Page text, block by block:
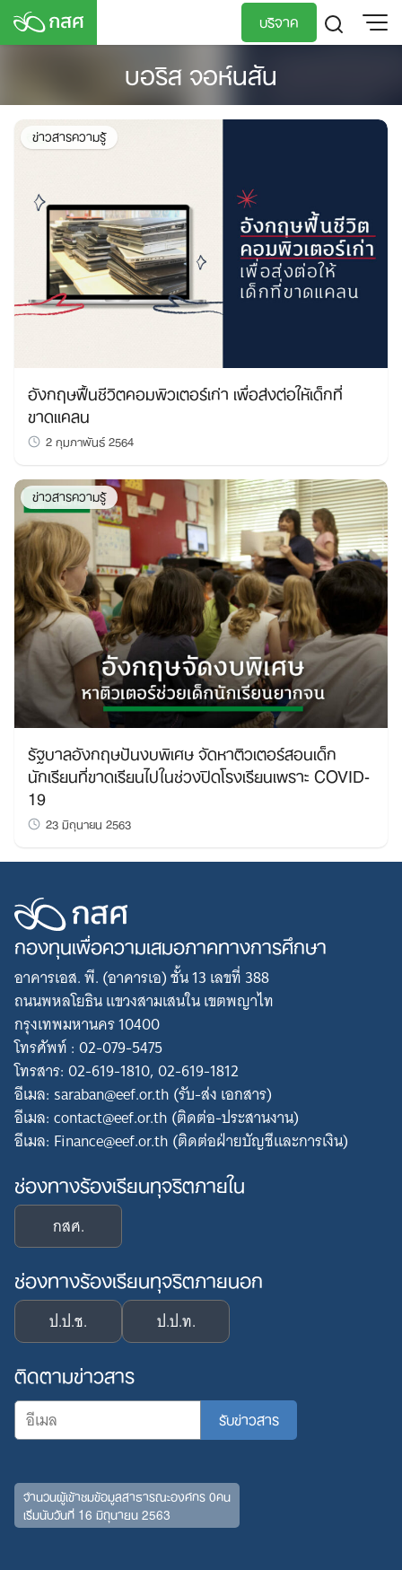
Skip
บริจาค
Search
for:
บอริส จอห์นสัน
ข่าวสารความรู้
อังกฤษฟื้นชีวิตคอมพิวเตอร์เก่า เพื่อส่งต่อให้เด็กที่
ขาดแคลน
2 กุมภาพันธ์ 2564
ข่าวสารความรู้
รัฐบาลอังกฤษปันงบพิเศษ จัดหาติวเตอร์สอนเด็ก
นักเรียนที่ขาดเรียนไปในช่วงปิดโรงเรียนเพราะ COVID-
19
23 มิถุนายน 2563
กองทุนเพื่อความเสมอภาคทางการศึกษา
อาคารเอส. พี. (อาคารเอ) ชั้น 13 เลขที่ 388
ถนนพหลโยธิน แขวงสามเสนใน เขตพญาไท
กรุงเทพมหานคร 10400
โทรศัพท์ : 02-079-5475
โทรสาร: 02-619-1810, 02-619-1812
อีเมล: saraban@eef.or.th (รับ-ส่ง เอกสาร)
อีเมล: contact@eef.or.th (ติดต่อ-ประสานงาน)
อีเมล: Finance@eef.or.th (ติดต่อฝ่ายบัญชีและการเงิน)
ช่องทางร้องเรียนทุจริตภายใน
กสศ.
ช่องทางร้องเรียนทุจริตภายนอก
ป.ป.ช. ป.ป.ท.
ติดตามข่าวสาร
จำนวนผู้เข้าชมข้อมูลสาธารณะองค์กร 0คน
เริ่มนับวันที่ 16 มิถุนายน 2563